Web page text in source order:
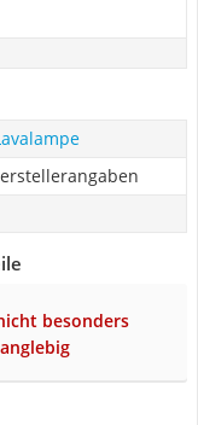
besonders